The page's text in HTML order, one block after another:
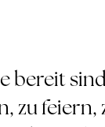
bereit
zu feiern,